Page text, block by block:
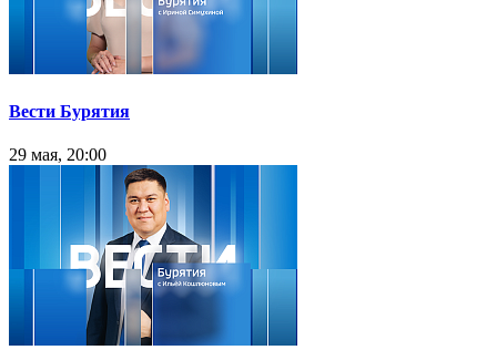
Вести Бурятия
29 мая, 20:00